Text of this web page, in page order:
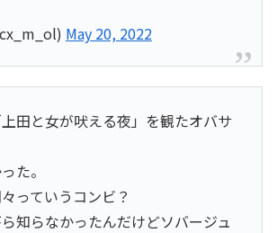
May 20, 2022
田と女が吠える夜」を観たオバサ
た。
っていうコンビ？
知らなかったんだけどソバージュ